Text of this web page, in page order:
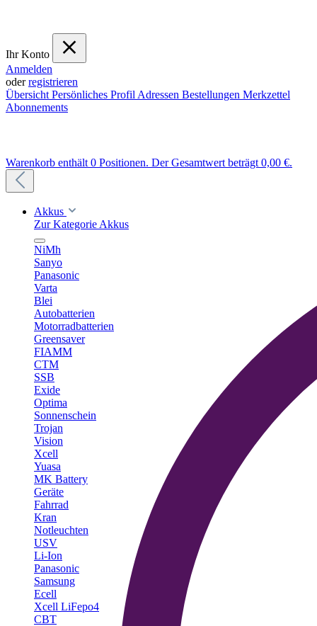
Ihr Konto
Anmelden
oderregistrieren
Übersicht Persönliches Profil Adressen Bestellungen Merkzettel
Abonnements
Warenkorb enthält 0 Positionen. Der Gesamtwert beträgt 0,00 €.
Akkus
Zur Kategorie Akkus
NiMh
Sanyo
Panasonic
Varta
Blei
Autobatterien
Motorradbatterien
Greensaver
FIAMM
CTM
SSB
Exide
Optima
Sonnenschein
Trojan
Vision
Xcell
Yuasa
MK Battery
Geräte
Fahrrad
Kran
Notleuchten
USV
Li-Ion
Panasonic
Samsung
Ecell
Xcell LiFepo4
CBT